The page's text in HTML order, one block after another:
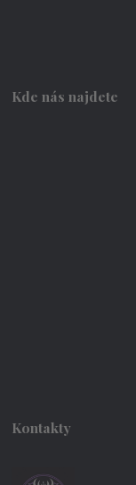
Kde nás najdete
Kontakty